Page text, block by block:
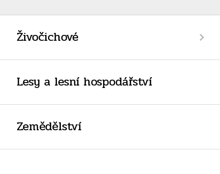
Živočichové
Lesy a lesní hospodářství
Zemědělství